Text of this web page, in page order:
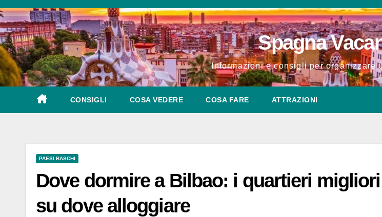
Salta
al
contenuto
Spagna
Informazioni e consigli per organizzare
CONSIGLI COSA VEDERE COSA FARE ATTRAZIONI
PAESI BASCHI
Dove dormire a Bilbao: i quartieri
su dove alloggiare